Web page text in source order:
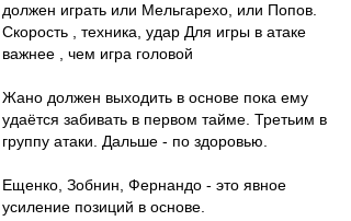
должен играть или Мельгарехо, или Попов.
Скорость , техника, удар Для игры в атаке
важнее , чем игра головой
Жано должен выходить в основе пока ему
удаётся забивать в первом тайме. Третьим в
группу атаки. Дальше - по здоровью.
Ещенко, Зобнин, Фернандо - это явное
усиление позиций в основе.